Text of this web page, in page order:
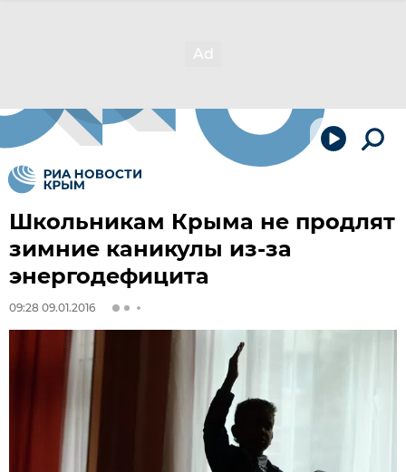
Школьникам Крыма не продлят
зимние каникулы из-за
энергодефицита
09:28 09.01.2016